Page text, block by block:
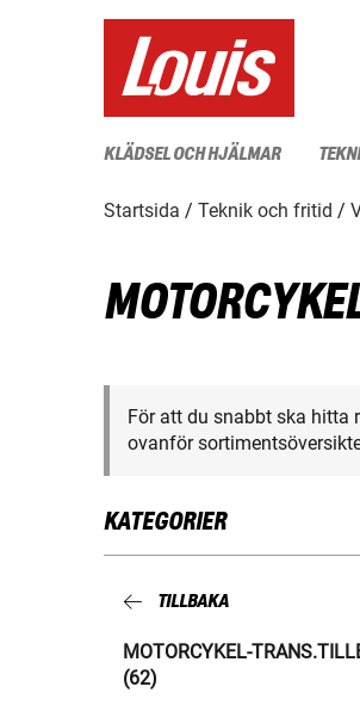
KLÄDSEL OCH HJÄLMAR
Startsida Teknik och fritid
För att du snabbt ska hitta
ovanför
KATEGORIER
TILLBAKA
MOTORCYKEL-
(62)